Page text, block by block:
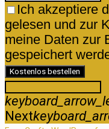
Ich akzeptiere
gelesen und zur
meine Daten zur
gespeichert
Kostenlos bestellen
Next